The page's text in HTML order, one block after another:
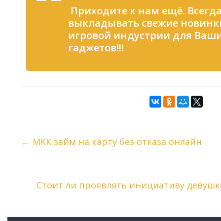
Приходите к нам ещё.
выкладывать свежие
игровой индустрии для
гаджетов!!!
← МКК займ на карту без отказа онлайн
Стоит ли проявлять инициативу